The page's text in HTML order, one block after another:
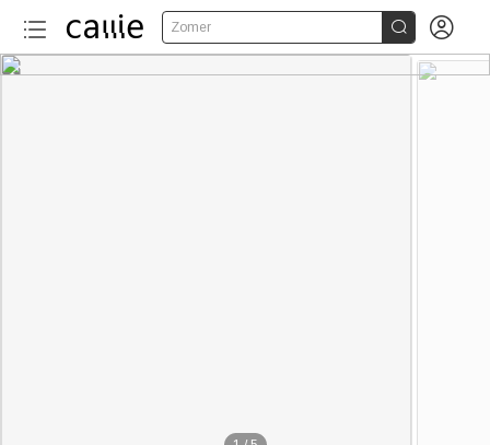
Zomer  